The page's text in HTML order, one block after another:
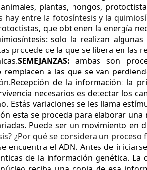
plantas, hongos,
hay entre la fotosíntesis y la
que obtienen la energía
solo la realizan algunas
procede de la que se libera en las
SEMEJANZAS: ambas son
a las que se van
Recepción de la información: la
necesarios es detectar los
Estás variaciones se les llama
esta se proceda para elaborar una
Puede ser un movimiento en
¿Por qué se considera un proceso
encuentra el ADN. Antes de
de la información genética. La